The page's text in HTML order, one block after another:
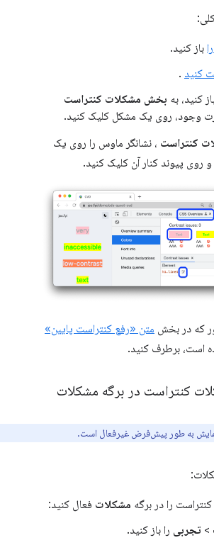
باز کنید.
کنید .
کنید، به بخش مشکلات کنتراست
وجود، روی یک مشکل کلیک کنید.
کنتراست ، نشانگر ماوس را روی یک
روی پیوند کنار آن کلیک کنید.
که در بخش متن «رفع کنتراست پایین»
است، برطرف کنید.
کنتراست در برگه مشکلات
به طور پیش‌فرض غیرفعال است.
را در برگه مشکلات فعال کنید:
> تجربی را باز کنید.